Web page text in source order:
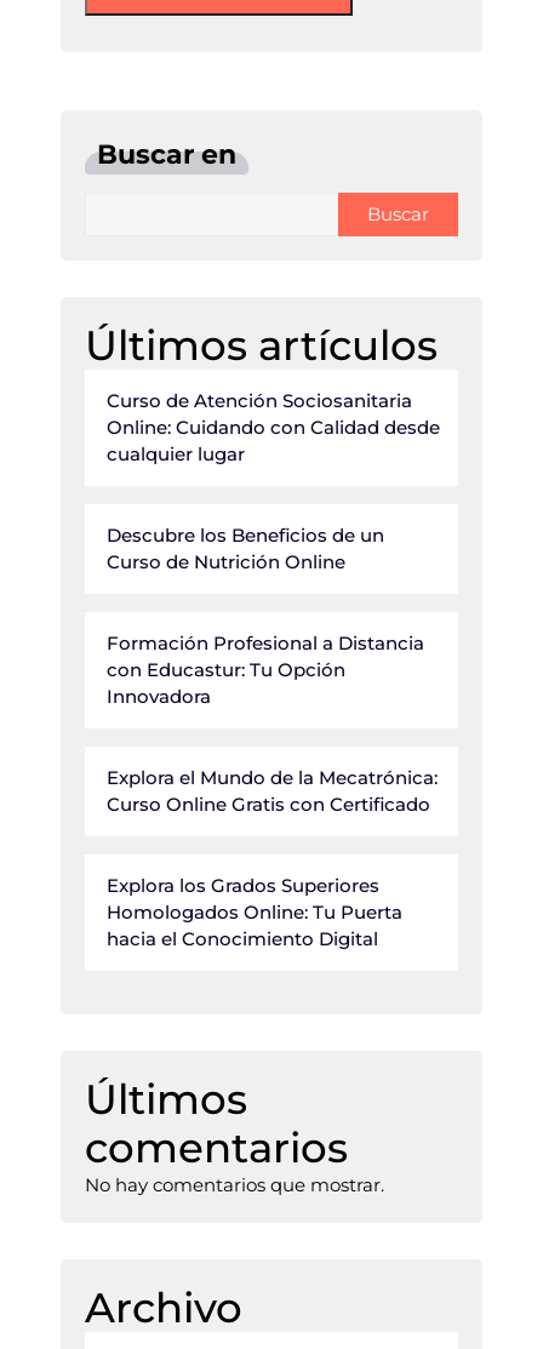
Buscar en
Buscar
Últimos artículos
Curso de Atención Sociosanitaria
Online: Cuidando con Calidad desde
cualquier lugar
Descubre los Beneficios de un
Curso de Nutrición Online
Formación Profesional a Distancia
con Educastur: Tu Opción
Innovadora
Explora el Mundo de la Mecatrónica:
Curso Online Gratis con Certificado
Explora los Grados Superiores
Homologados Online: Tu Puerta
hacia el Conocimiento Digital
Últimos
comentarios
No hay comentarios que mostrar.
Archivo